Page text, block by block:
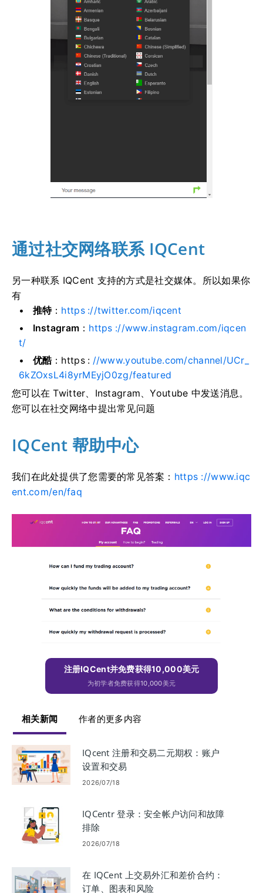
通过社交网络联系 IQCent
另一种联系 IQCent 支持的方式是社交媒体。 所以如果你
有
推特： https ://twitter.com/iqcent
Instagram ： https ://www.instagram.com/iqcen
t/
优酷：https : //www.youtube.com/channel/UCr_
6kZOxsL4i8yrMEyjO0zg/featured
您可以在 Twitter、Instagram、Youtube 中发送消息。
您可以在社交网络中提出常见问题
IQCent 帮助中心
我们在此处提供了您需要的常见答案： https ://www.iqc
ent.com/en/faq
注册IQCent并免费获得10,000美元
为初学者免费获得10,000美元
相关新闻 作者的更多内容
IQcent 注册和交易二元期权：账户
设置和交易
2026/07/18
IQCentr 登录：安全帐户访问和故障
排除
2026/07/18
在 IQCent 上交易外汇和差价合约：
订单、图表和风险